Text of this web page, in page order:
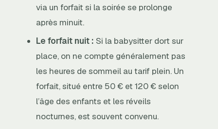
via un forfait si la soirée se prolonge
après minuit.
Le forfait nuit : Si la babysitter dort sur
place, on ne compte généralement pas
les heures de sommeil au tarif plein. Un
forfait, situé entre 50 € et 120 € selon
l’âge des enfants et les réveils
nocturnes, est souvent convenu.